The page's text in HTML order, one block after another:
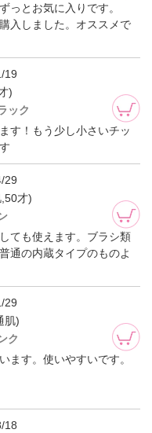
っとお気に入りです。
入しました。オススメで
19
)
ック
す！もう少し小さいチッ
29
才)
ても使えます。ブラシ類
通の内蔵タイプのものよ
29
肌)
ク
ます。使いやすいです。
18